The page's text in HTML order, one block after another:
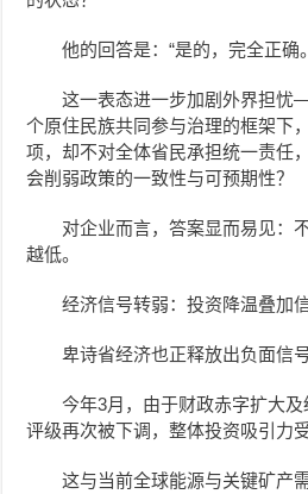
他的回答是：“是的，完全正确
这一表态进一步加剧外界担
个原住民族共同参与治理的框架下
项，却不对全体省民承担统一责任
会削弱政策的一致性与可预期性？
对企业而言，答案显而易见：
越低。
经济信号转弱：投资降温叠加
卑诗省经济也正释放出负面信号
今年3月，由于财政赤字扩大
评级再次被下调，整体投资吸引力
这与当前全球能源与关键矿产